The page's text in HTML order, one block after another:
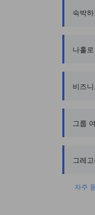
숙박
나홀
비즈
그룹
그레
자주